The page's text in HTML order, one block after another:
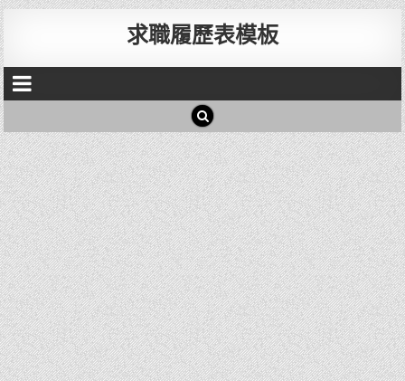
求職履歷表模板